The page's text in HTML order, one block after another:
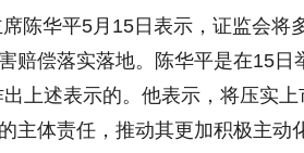
陈华平5月15日表示，证监会将
赔偿落实落地。陈华平是在15日
上述表示的。他表示，将压实
主体责任，推动其更加积极主动